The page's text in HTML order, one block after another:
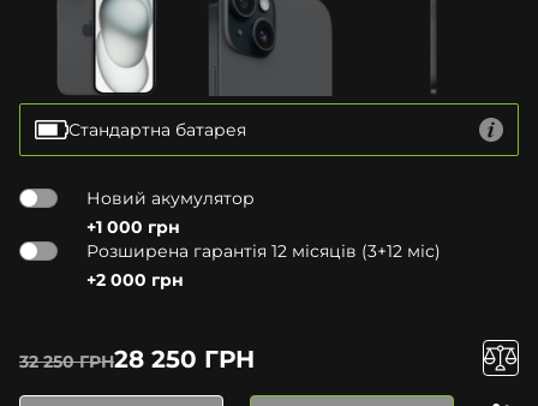
Стандартна батарея
Новий акумулятор
+1 000 грн
Розширена гарантія 12 місяців (3+12 міс)
+2 000 грн
32 250 ГРН28 250 ГРН